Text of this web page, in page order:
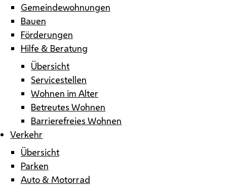
Gemeindewohnungen
Bauen
Förderungen
Hilfe & Beratung
Übersicht
Servicestellen
Wohnen im Alter
Betreutes Wohnen
Barrierefreies Wohnen
Verkehr
Übersicht
Parken
Auto & Motorrad